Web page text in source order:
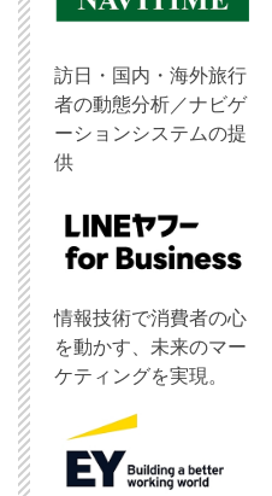
訪日・国内・海外旅行
者の動態分析／ナビゲ
ーションシステムの提
供
情報技術で消費者の心
を動かす、未来のマー
ケティングを実現。